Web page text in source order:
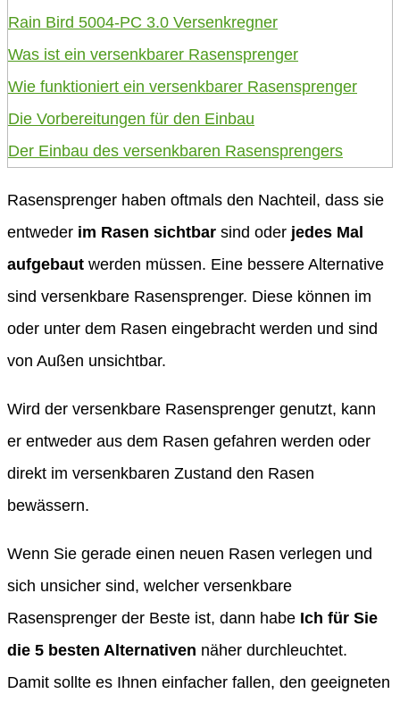
Rain Bird 5004-PC 3.0 Versenkregner
Was ist ein versenkbarer Rasensprenger
Wie funktioniert ein versenkbarer Rasensprenger
Die Vorbereitungen für den Einbau
Der Einbau des versenkbaren Rasensprengers
Rasensprenger haben oftmals den Nachteil, dass sie
entweder im Rasen sichtbar sind oder jedes Mal
aufgebaut werden müssen. Eine bessere Alternative
sind versenkbare Rasensprenger. Diese können im
oder unter dem Rasen eingebracht werden und sind
von Außen unsichtbar.
Wird der versenkbare Rasensprenger genutzt, kann
er entweder aus dem Rasen gefahren werden oder
direkt im versenkbaren Zustand den Rasen
bewässern.
Wenn Sie gerade einen neuen Rasen verlegen und
sich unsicher sind, welcher versenkbare
Rasensprenger der Beste ist, dann habe Ich für Sie
die 5 besten Alternativen näher durchleuchtet.
Damit sollte es Ihnen einfacher fallen, den geeigneten